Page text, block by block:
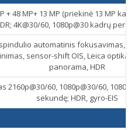
+ 48 MP+ 13 MP (priekinė 13 MP
4K@30/60, 1080p@30 kadrų per
automatinis fokusavimas,
sensor-shift OIS, Leica optika,
panorama, HDR
2160p@30/60, 1080p@30/60,
sekundę; HDR, gyro-EIS